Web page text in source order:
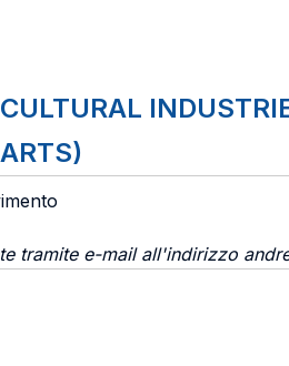
tramite e-mail all'indirizzo